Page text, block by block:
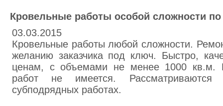
Кровельные работы особой сложности
03.03.2015
Кровельные работы любой сложности.
желанию заказчика под ключ. Быстро,
ценам, с объемами не менее 1000 кв.м.
работ не имеется.
субподрядных работах.